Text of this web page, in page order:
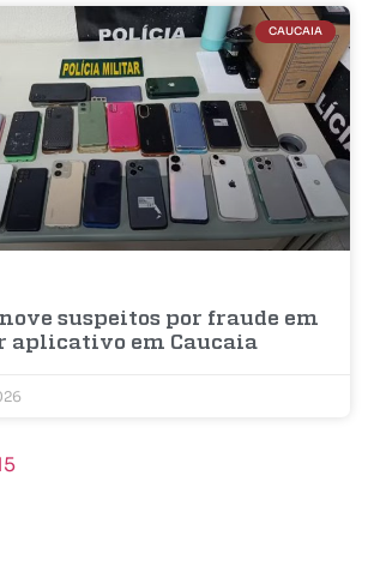
CAUCAIA
suspeitos por fraude em
aplicativo em Caucaia